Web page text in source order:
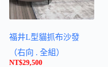
福井L型貓抓布沙發
（右向 . 全組）
NT$29,500